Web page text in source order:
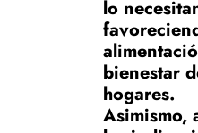
lo
bienestar
hogares.
Asimismo,